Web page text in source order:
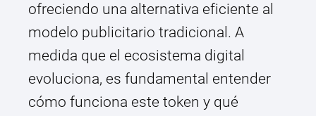
ofreciendo una alternativa eficiente al
modelo publicitario tradicional. A
medida que el ecosistema digital
evoluciona, es fundamental entender
cómo funciona este token y qué